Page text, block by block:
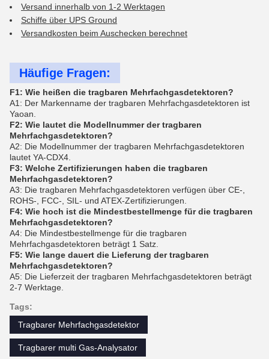
Versand innerhalb von 1-2 Werktagen
Schiffe über UPS Ground
Versandkosten beim Auschecken berechnet
Häufige Fragen:
F1: Wie heißen die tragbaren Mehrfachgasdetektoren?
A1: Der Markenname der tragbaren Mehrfachgasdetektoren ist
Yaoan.
F2: Wie lautet die Modellnummer der tragbaren
Mehrfachgasdetektoren?
A2: Die Modellnummer der tragbaren Mehrfachgasdetektoren
lautet YA-CDX4.
F3: Welche Zertifizierungen haben die tragbaren
Mehrfachgasdetektoren?
A3: Die tragbaren Mehrfachgasdetektoren verfügen über CE-,
ROHS-, FCC-, SIL- und ATEX-Zertifizierungen.
F4: Wie hoch ist die Mindestbestellmenge für die tragbaren
Mehrfachgasdetektoren?
A4: Die Mindestbestellmenge für die tragbaren
Mehrfachgasdetektoren beträgt 1 Satz.
F5: Wie lange dauert die Lieferung der tragbaren
Mehrfachgasdetektoren?
A5: Die Lieferzeit der tragbaren Mehrfachgasdetektoren beträgt
2-7 Werktage.
Tags:
Tragbarer Mehrfachgasdetektor
Tragbarer multi Gas-Analysator